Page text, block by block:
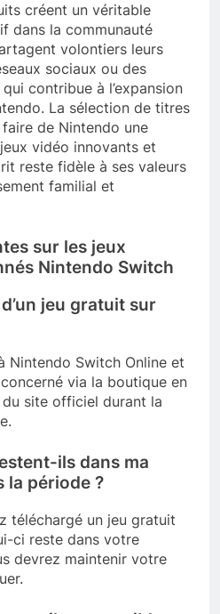
créent un véritable
dans la communauté
volontiers leurs
sociaux ou des
contribue à l’expansion
La sélection de titres
de Nintendo une
vidéo innovants et
reste fidèle à ses valeurs
familial et
sur les jeux
Nintendo Switch
jeu gratuit sur
Nintendo Switch Online et
via la boutique en
site officiel durant la
ils dans ma
la période ?
téléchargé un jeu gratuit
ci reste dans votre
devrez maintenir votre